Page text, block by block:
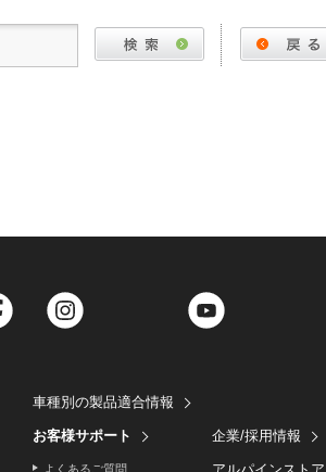
Facebook Twitter
車種別の製品適合情報
お客様サポート
よくあるご質問
企業/採用情報